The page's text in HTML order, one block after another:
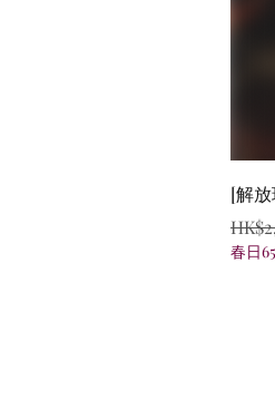
[解
一般
春日